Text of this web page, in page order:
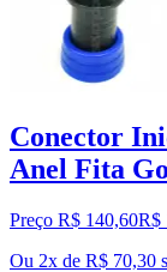
Conector
Anel Fita
Preço R$ 140,60R$
Ou 2x de R$ 70,30